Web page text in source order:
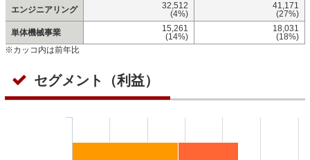
エンジニアリング
32,512
(4%)
41,171
(27%)
単体機械事業
15,261
(14%)
18,031
(18%)
※カッコ内は前年比
セグメント（利益）